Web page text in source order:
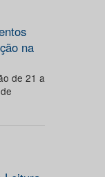
na
de 21 a